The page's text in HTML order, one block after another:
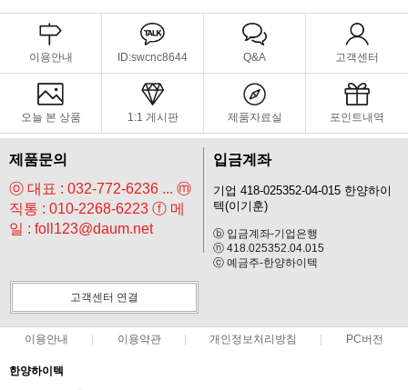
이용안내 ID:swcnc8644 Q&A 고객센터
오늘 본 상품 1:1 게시판 제품자료실 포인트내역
제품문의
ⓞ 대표 : 032-772-6236 ... ⓜ
직통 : 010-2268-6223 ⓕ 메
일 : foll123@daum.net
입금계좌
기업 418-025352-04-015 한양하이
텍(이기훈)
ⓑ 입금계좌-기업은행
ⓝ 418.025352.04.015
ⓒ 예금주-한양하이텍
고객센터 연결
이용안내 이용약관 개인정보처리방침 PC버전
한양하이텍